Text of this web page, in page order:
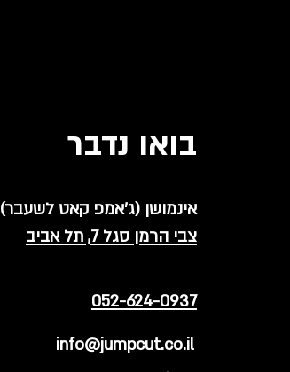
בואו נדבר
אינמושן (ג'אמפ קאט לשעבר)
צבי הרמן סגל 7, תל אביב
052-624-0937
info@jumpcut.co.il